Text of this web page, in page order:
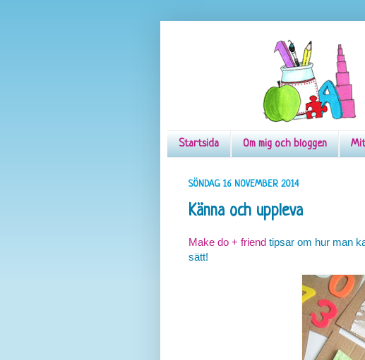
Startsida Om mig och bloggen
SÖNDAG 16 NOVEMBER 2014
Känna och uppleva
Make do + friend tipsar om hur man
sätt!